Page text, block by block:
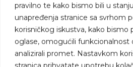
pravilno te kako bismo bili u
unapređenja stranice sa svrhom
korisničkog iskustva, kako bismo
oglase, omogućili funkcionalnost
analizirali promet. Nastavkom
Cena
požari